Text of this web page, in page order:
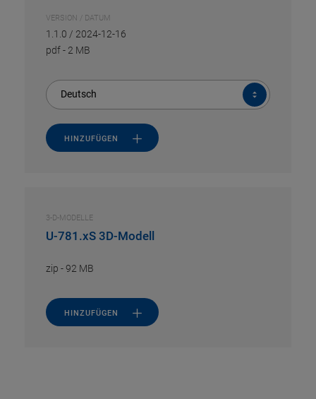
VERSION / DATUM
1.1.0 / 2024-12-16
pdf- 2 MB
Deutsch
HINZUFÜGEN
3-D-MODELLE
U-781.xS 3D-Modell
zip -92 MB
HINZUFÜGEN